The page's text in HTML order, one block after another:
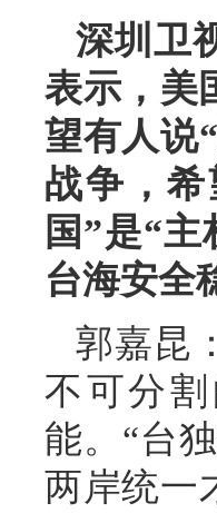
深圳卫
表示，美
望有人说
战争，
国”是“
台海安全
郭嘉昆
不可分
能。“台
两岸统一